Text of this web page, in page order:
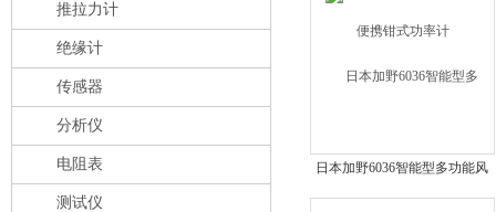
推拉力计
绝缘计
传感器
分析仪
电阻表
测试仪
日本加野6036智能型多功能风
速计